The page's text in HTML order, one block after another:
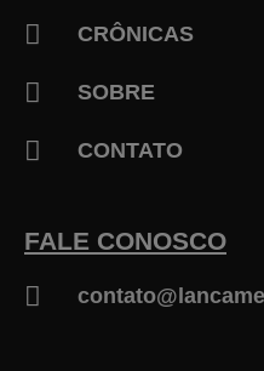
CRÔNICAS
SOBRE
CONTATO
FALE CONOSCO